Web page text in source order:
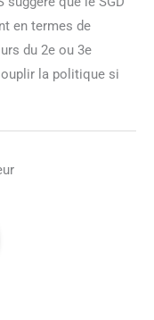
en termes de
du 2e ou 3e
la politique si